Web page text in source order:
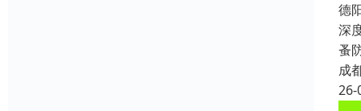
德
深
蚤
成
26-